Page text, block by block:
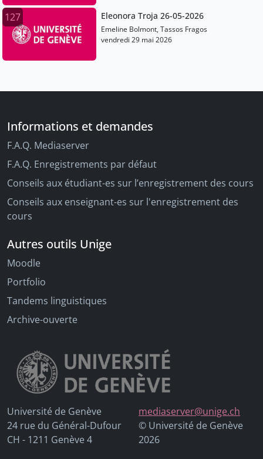
127 Eleonora Troja 26-05-2026
Emeline Bolmont, Tassos Fragos
vendredi 29 mai 2026
Informations et demandes
F.A.Q. Mediaserver
F.A.Q. Enregistrements par défaut
Conseils aux étudiant-es sur l’enregistrement des cours
Conseils aux enseignant-es sur l'enregistrement des
cours
Autres outils Unige
Moodle
Portfolio
Tandems linguistiques
Archive-ouverte
Université de Genève
24 rue du Général-Dufour
CH - 1211 Genève 4
mediaserver@unige.ch
© Université de Genève
2026